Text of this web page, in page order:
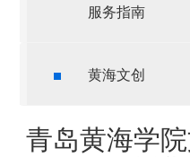
服务指南
黄海文创
青岛黄海学